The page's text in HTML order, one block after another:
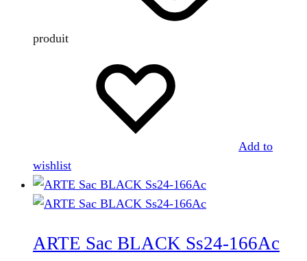
produit
Add to
wishlist
ARTE Sac BLACK Ss24-166Ac